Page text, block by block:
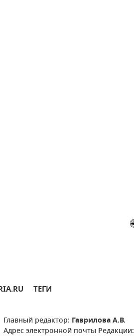
ТЕГИ
Главный редактор: Гаврилова А.В.
Адрес электронной почты Редакции: